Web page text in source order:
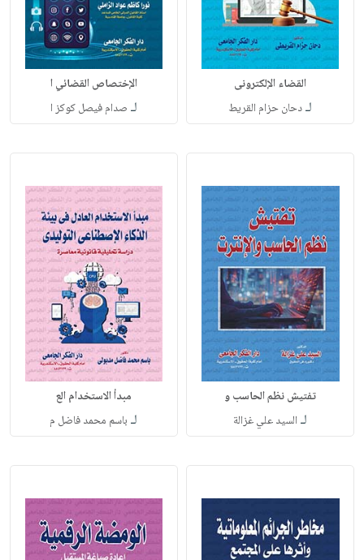
القضاء الإلكترونى
لـدحان حزام القريط
الإختصاص القضائي ا
لـ صدام فيصل كوكز ا
تفتيش نظم الحاسب و
لـ السيد علي غزالة
مبدأ الاستخدام الع
لـ باسم محمد فاضل م